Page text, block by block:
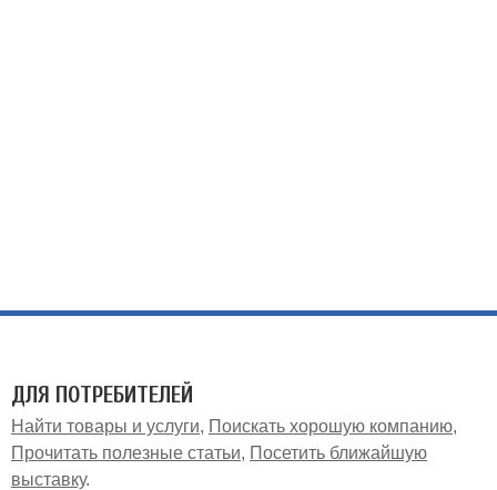
ДЛЯ ПОТРЕБИТЕЛЕЙ
Найти товары и услуги
Поискать хорошую компанию
Прочитать полезные статьи
Посетить ближайшую
выставку